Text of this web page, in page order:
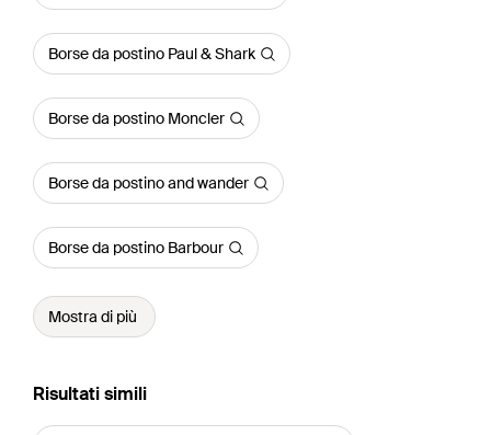
Borse da postino Paul & Shark
Borse da postino Moncler
Borse da postino and wander
Borse da postino Barbour
Mostra di più
Risultati simili